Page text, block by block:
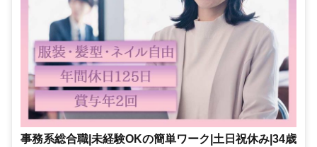
事務系総合職|未経験OKの簡単ワーク|土日祝休み|34歳